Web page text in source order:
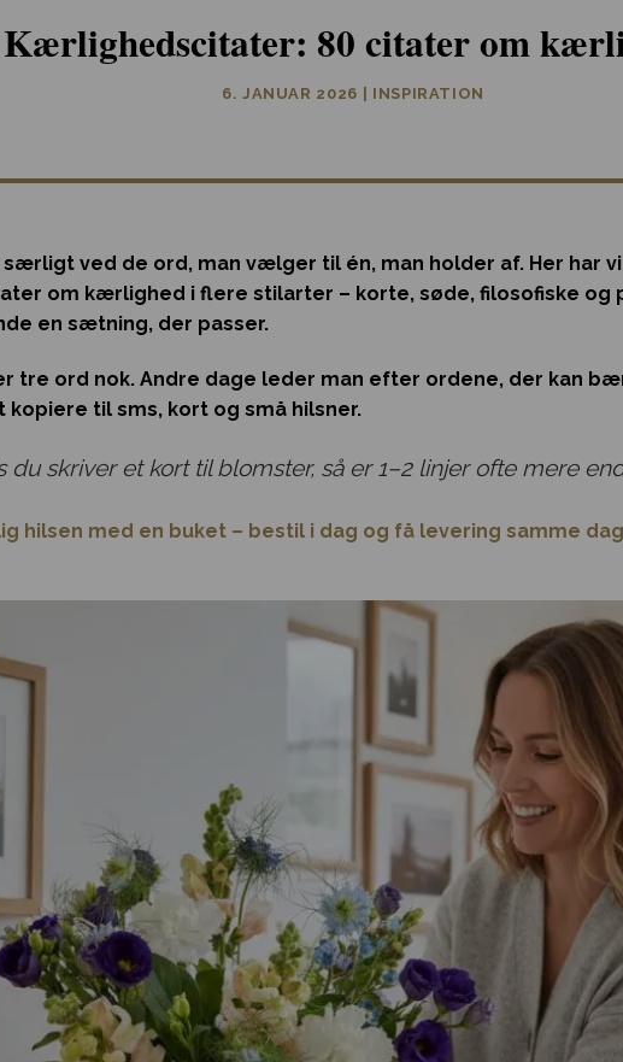
Kærlighedscitater: 80 citater om
6. JANUAR 2026 INSPIRATION
ved de ord, man vælger til én, man holder af. Her har
om kærlighed i flere stilarter – korte, søde, filosofiske og
en sætning, der passer.
tre ord nok. Andre dage leder man efter ordene, der kan
kopiere til sms, kort og små hilsner.
du skriver et kort til blomster, så er 1–2 linjer ofte mere
hilsen med en buket – bestil i dag og få levering samme